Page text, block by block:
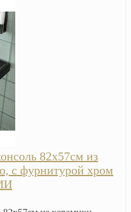
82х57см из
с фурнитурой хром